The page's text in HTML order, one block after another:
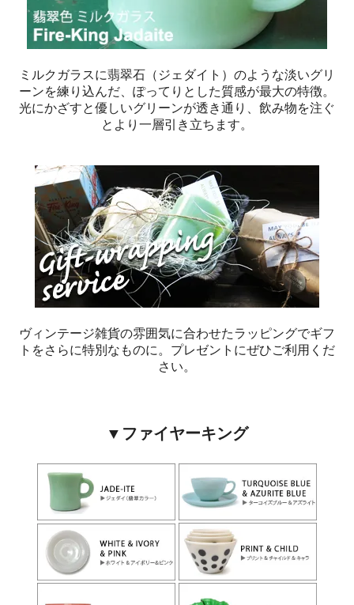
ミルクガラスに翡翠石（ジェダイト）のような淡いグリ
ーンを練り込んだ、ぽってりとした質感が最大の特徴。
光にかざすと優しいグリーンが透き通り、飲み物を注ぐ
とより一層引き立ちます。
ヴィンテージ雑貨の雰囲気に合わせたラッピングでギフ
トをさらに特別なものに。プレゼントにぜひご利用くだ
さい。
▼ファイヤーキング